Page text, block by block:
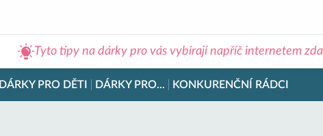
Tyto tipy na dárky pro vás vybírají napříč internetem
DÁRKY PRO DĚTI DÁRKY PRO... KONKURENČNÍ RÁDCI